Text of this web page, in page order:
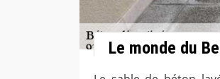
Le monde du